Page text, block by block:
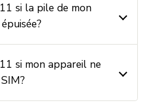
si la pile de mon
si mon appareil ne